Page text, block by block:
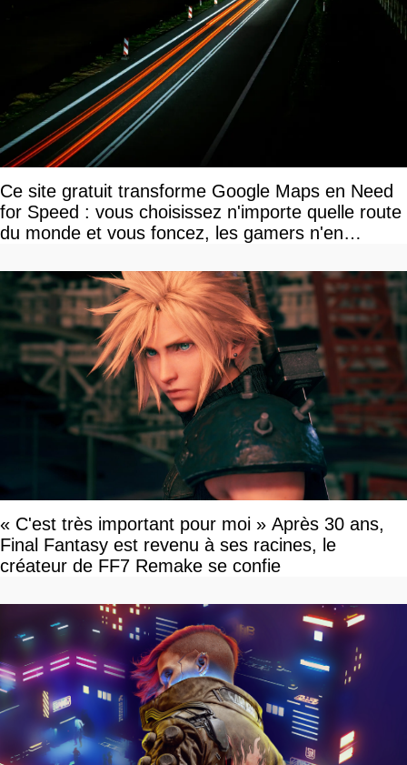
Ce site gratuit transforme Google Maps en Need
for Speed : vous choisissez n'importe quelle route
du monde et vous foncez, les gamers n'en
« C'est très important pour moi » Après 30 ans,
Final Fantasy est revenu à ses racines, le
créateur de FF7 Remake se confie